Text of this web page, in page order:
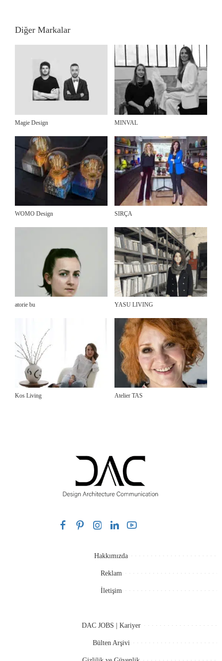
Diğer Markalar
Magie Design MINVAL
WOMO Design SIRÇA
atorie bu YASU LIVING
Kos Living Atelier TAS
Hakkımızda
Reklam
İletişim
DAC JOBS | Kariyer
Bülten Arşivi